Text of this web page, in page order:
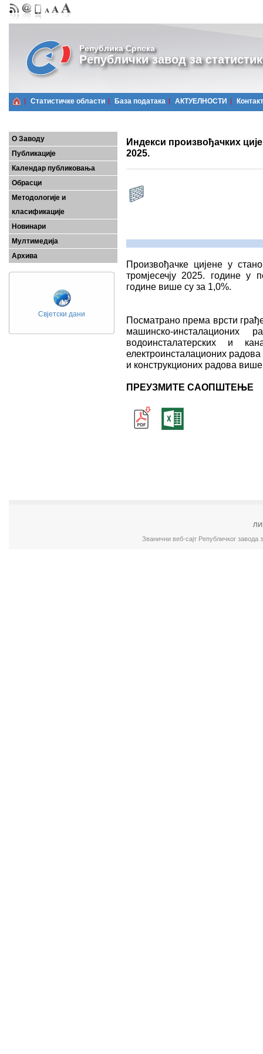
Република Српска
Републички завод за
Статистичке области Базa података АКТУЕЛНОСТИ Контакт
О Заводу
Публикације
Календар публиковања
Обрасци
Методологије и
класификације
Новинари
Мултимедија
Архива
Свјетски дани
Индекси произвођачких
2025.
Произвођачке цијене у
тромјесечју 2025. године у
године више су за 1,0%.
Посматрано према врсти
машинско-
водоинсталатерских и
електроинсталационих
и конструкционих радова
ПРЕУЗМИТЕ САОПШТЕЊЕ
Званични веб-сајт Републичког